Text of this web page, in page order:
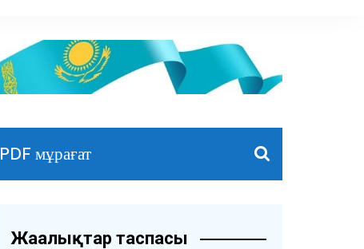
PDF мұрағат
Жаңалықтар таспасы